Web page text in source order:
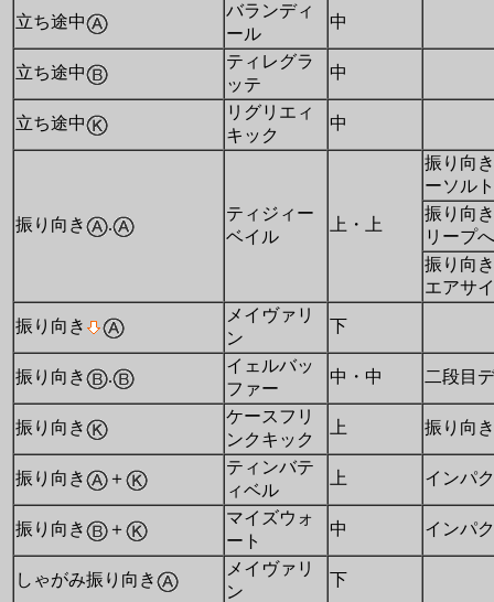
立ち途中
バランディ
ール
中
立ち途中
ティレグラ
ッテ
中
立ち途中
リグリエィ
キック
中
振り向き .
ティジィー
ベイル
上・上
振り向き
ーソル
振り向き
リープ
振り向き
エアサ
振り向き
メイヴァリ
ン
下
振り向き .
イェルバッ
ファー
中・中 二段目
振り向き
ケースフリ
ンクキック
上 振り向き
振り向き ＋
ティンバテ
ィベル
上 インパ
振り向き ＋
マイズウォ
ート
中 インパ
しゃがみ振り向き
メイヴァリ
ン
下